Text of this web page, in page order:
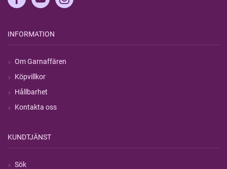
INFORMATION
Om Garnaffären
Köpvillkor
Hållbarhet
Kontakta oss
KUNDTJÄNST
Sök